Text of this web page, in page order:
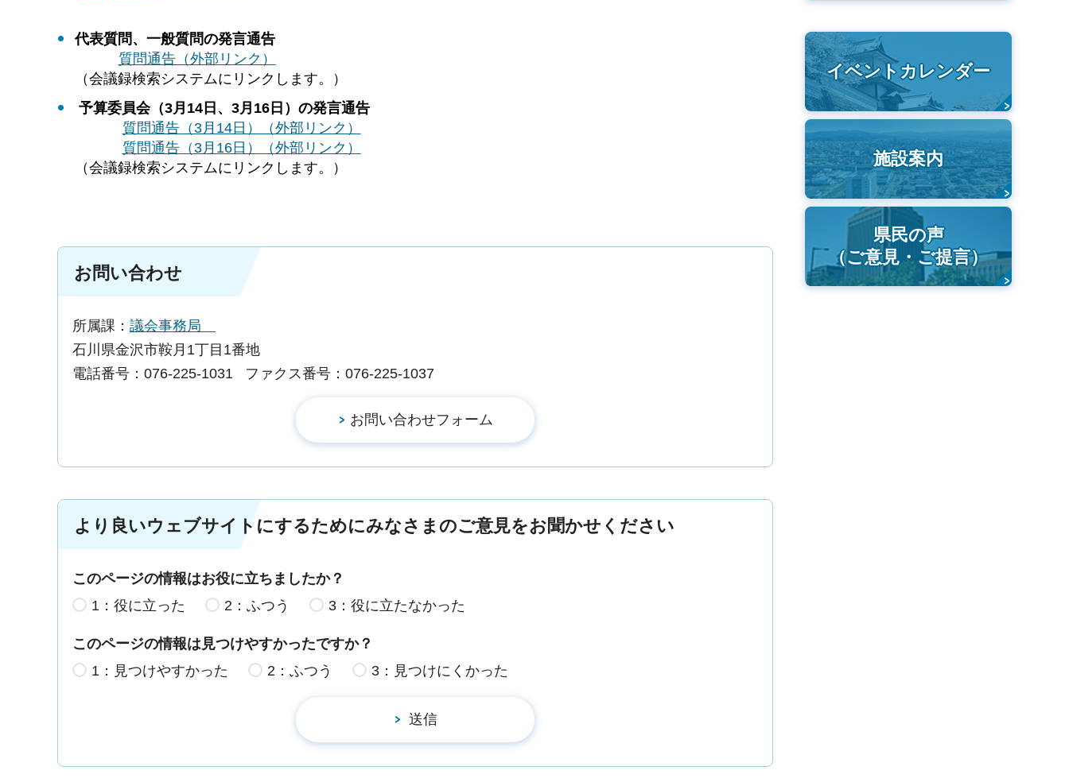
代表質問、一般質問の発言通告
質問通告（外部リンク）
（会議録検索システムにリンクします。）
予算委員会（3月14日、3月16日）の発言通告
質問通告（3月14日）（外部リンク）
質問通告（3月16日）（外部リンク）
（会議録検索システムにリンクします。）
お問い合わせ
所属課： 議会事務局
石川県金沢市鞍月1丁目1番地
電話番号：076-225-1031
ファクス番号：076-225-1037
より良いウェブサイトにするためにみなさまのご意見をお聞かせください
このページの情報はお役に立ちましたか？
1：役に立った
2：ふつう 3：役に立たなかった
このページの情報は見つけやすかったですか？
1：見つけやすかった
2：ふつう 3：見つけにくかった
イベントカレンダー
施設案内
県民の声
（ご意見・ご提言）